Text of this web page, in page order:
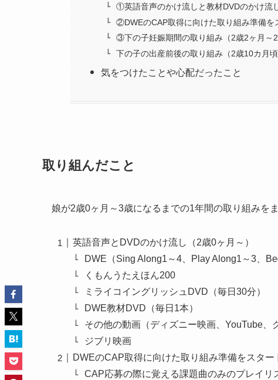
①英語音声のかけ流しと教材DVDのかけ流
②DWEのCAP取得に向けた取り組み準備を
③下の子妊娠期間の取り組み（2歳2ヶ月～2
下の子の出産前後の取り組み（2歳10カ月頃
気をつけたことや心配だったこと
取り組んだこと
娘が2歳0ヶ月～3歳になるまでの1年間の取り組みをま
英語音声とDVDのかけ流し（2歳0ヶ月～）
DWE（Sing Along1～4、Play Along1～3、
くもんうたえほん200
ミライコイングリッシュDVD（毎日30分）
DWE教材DVD（毎日1本）
その他の動画（ディズニー映画、YouTube、
ジブリ映画
DWEのCAP取得に向けた取り組み準備をスター
CAP応募の際に覚える課題曲のみのプレイリ